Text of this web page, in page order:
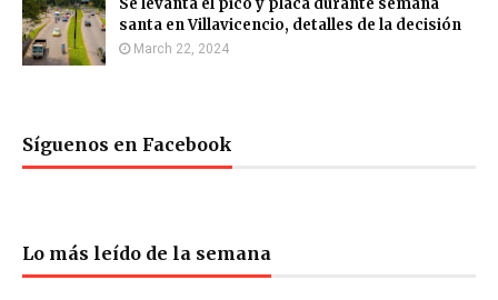
Se levanta el pico y placa durante semana
santa en Villavicencio, detalles de la decisión
March 22, 2024
Síguenos en Facebook
Lo más leído de la semana